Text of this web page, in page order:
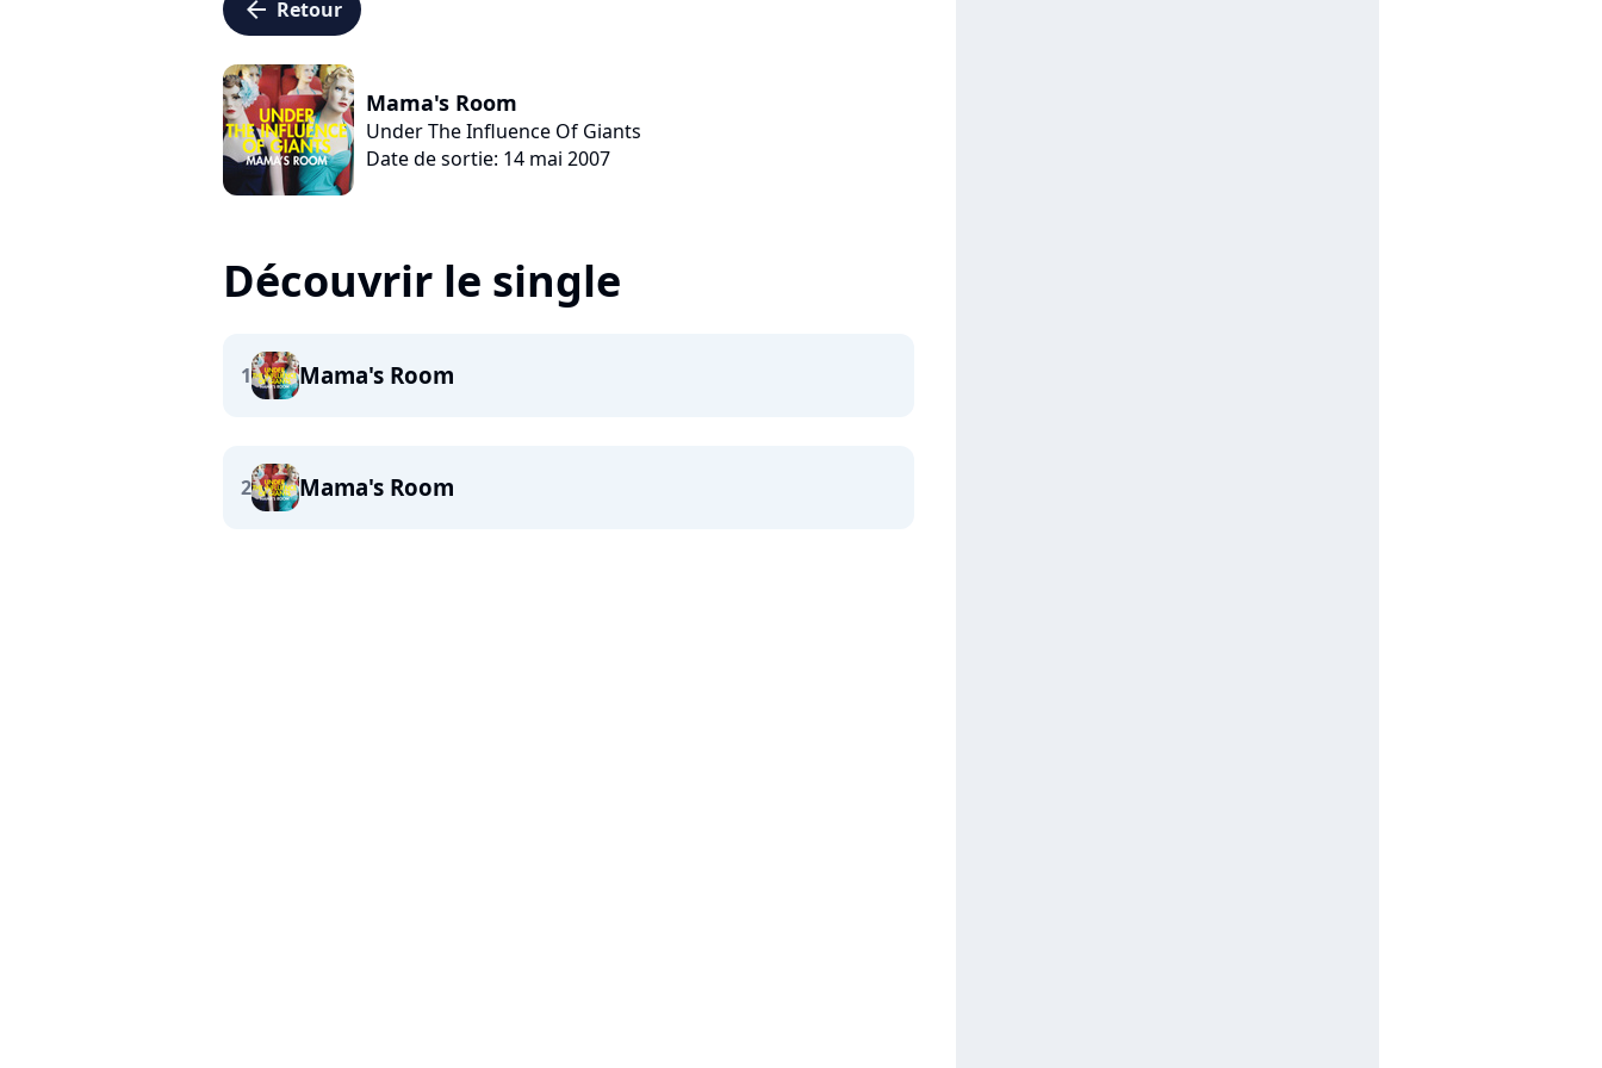
arrow_left Retour
Mama's Room
Under The Influence Of Giants
Date de sortie: 14 mai 2007
Découvrir le single
1 Mama's Room
2 Mama's Room